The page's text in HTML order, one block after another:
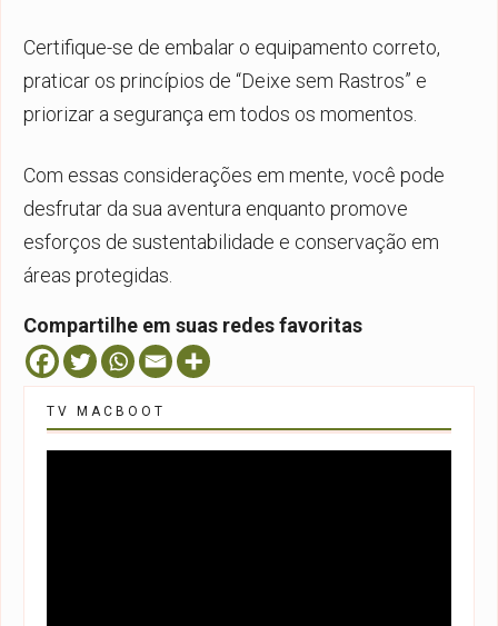
Certifique-se de embalar o equipamento correto,
praticar os princípios de “Deixe sem Rastros” e
priorizar a segurança em todos os momentos.
Com essas considerações em mente, você pode
desfrutar da sua aventura enquanto promove
esforços de sustentabilidade e conservação em
áreas protegidas.
Compartilhe em suas redes favoritas
TV MACBOOT